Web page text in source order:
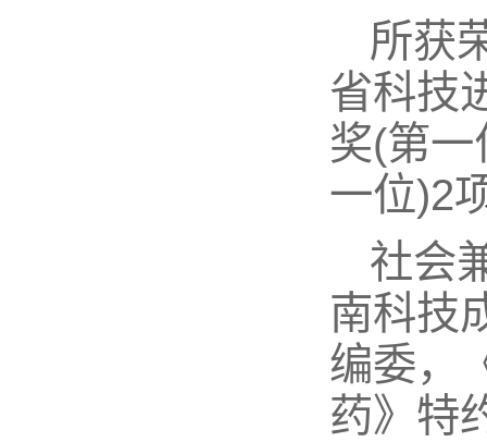
所获
省科技
奖(第
一位)2
社会
南科技
编委，
药》特